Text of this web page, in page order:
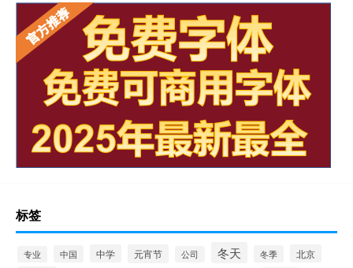
标签
专业 中国 中学 元宵节 公司 冬天 冬季 北京